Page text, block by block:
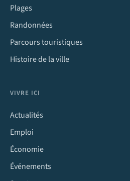
Plages
Randonnées
Parcours touristiques
Histoire de la ville
VIVRE ICI
Actualités
Emploi
Économie
Événements